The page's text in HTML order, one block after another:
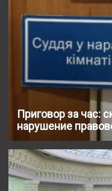
Приговор за час:
нарушение